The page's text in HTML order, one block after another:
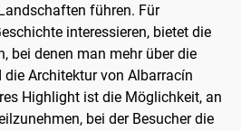
führen. Für
interessieren, bietet die
bei denen man mehr über die
Architektur von Albarracín
Highlight ist die Möglichkeit, an
bei der Besucher die